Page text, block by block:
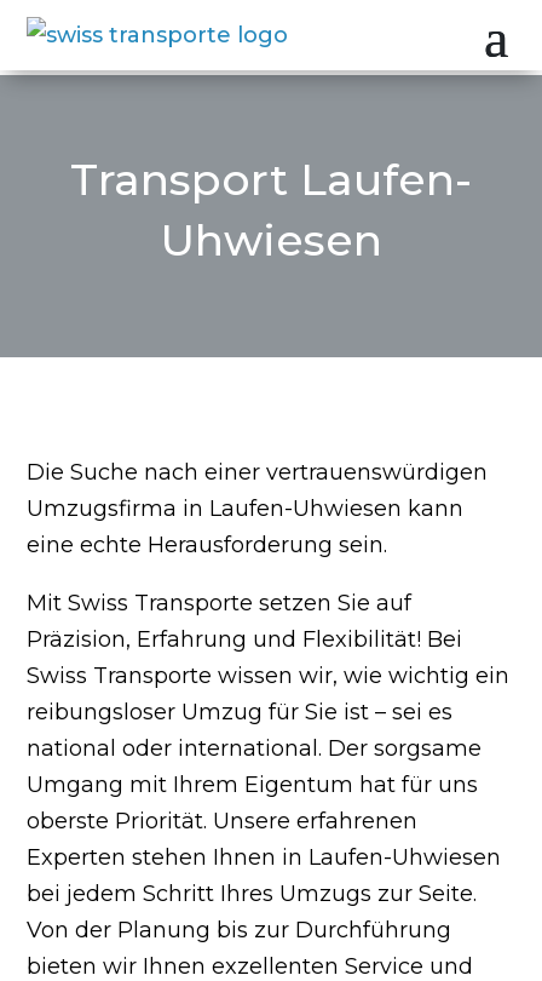
Transport Laufen-
Uhwiesen
Die Suche nach einer vertrauenswürdigen
Umzugsfirma in Laufen-Uhwiesen kann
eine echte Herausforderung sein.
Mit Swiss Transporte setzen Sie auf
Präzision, Erfahrung und Flexibilität! Bei
Swiss Transporte wissen wir, wie wichtig ein
reibungsloser Umzug für Sie ist – sei es
national oder international. Der sorgsame
Umgang mit Ihrem Eigentum hat für uns
oberste Priorität. Unsere erfahrenen
Experten stehen Ihnen in Laufen-Uhwiesen
bei jedem Schritt Ihres Umzugs zur Seite.
Von der Planung bis zur Durchführung
bieten wir Ihnen exzellenten Service und